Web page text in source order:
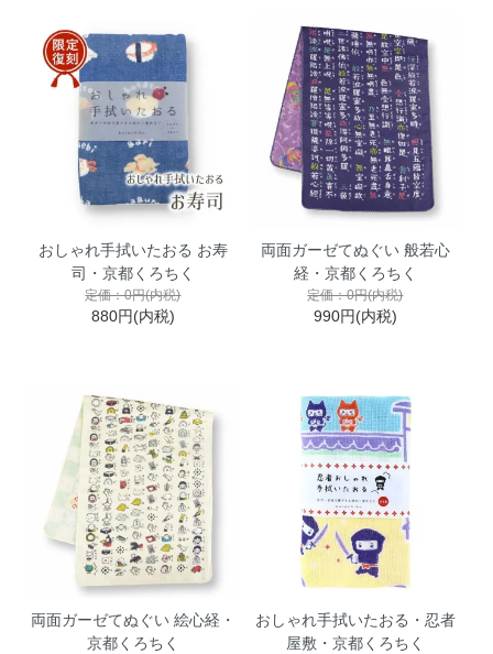
おしゃれ手拭いたおる お寿
司・京都くろちく
定価：0円(内税)
880円(内税)
両面ガーゼてぬぐい 般若心
経・京都くろちく
定価：0円(内税)
990円(内税)
両面ガーゼてぬぐい 絵心経・
京都くろちく
おしゃれ手拭いたおる・忍者
屋敷・京都くろちく